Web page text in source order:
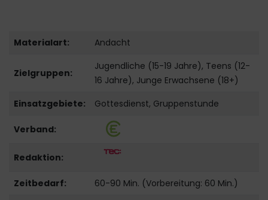
Materialart: Andacht
Zielgruppen:
Jugendliche (15-19 Jahre), Teens (12-
16 Jahre), Junge Erwachsene (18+)
Einsatzgebiete:
Gottesdienst, Gruppenstunde
Verband:
Redaktion:
Zeitbedarf: 60-90 Min. (Vorbereitung: 60 Min.)